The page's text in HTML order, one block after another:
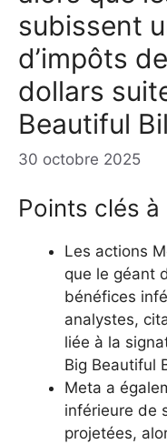
subissent
d’impôts
dollars
Beautiful
30 octobre 2025
Points clés
Les actions
que le géant
bénéfices
analystes,
liée à la
Big Beautiful
Meta a
inférieure de
projetées,